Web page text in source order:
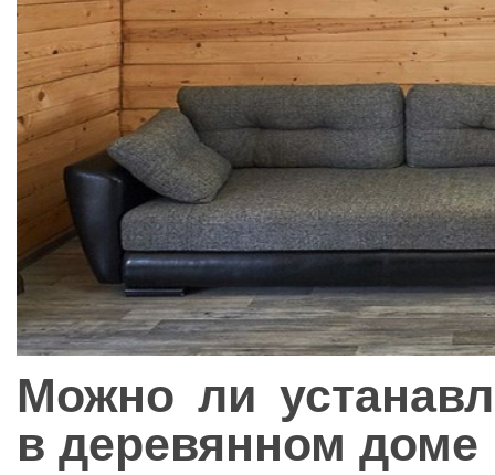
Можно ли
в деревянном доме